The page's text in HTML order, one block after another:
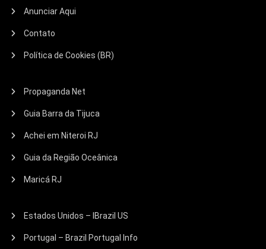
Anunciar Aqui
Contato
Política de Cookies (BR)
Propaganda Net
Guia Barra da Tijuca
Achei em Niteroi RJ
Guia da Região Oceânica
Maricá RJ
Estados Unidos – IBrazil US
Portugal – Brazil Portugal Info